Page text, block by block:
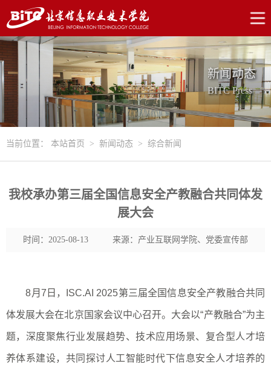
新闻动态
BITC Press
当前位置： 本站首页 > 新闻动态 > 综合新闻
我校承办第三届全国信息安全产教融合共同体发
展大会
时间：2025-08-13 来源：产业互联网学院、党委宣传部
8月 7 日， ISC.AI 2025第三届全国信息安全产教融合共同
体发展大会在北京国家会议中心召开。大会以“产教融合”为主
题，深度聚焦行业发展趋势、技术应用场景、复合型人才培
养体系建设，共同探讨人工智能时代下信息安全人才培养的